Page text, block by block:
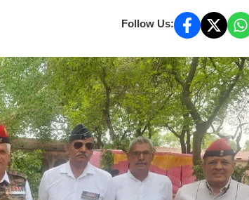
Follow Us: